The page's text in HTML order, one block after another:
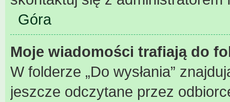
Góra
Moje wiadomości trafiają do
W folderze „Do wysłania”
jeszcze odczytane przez